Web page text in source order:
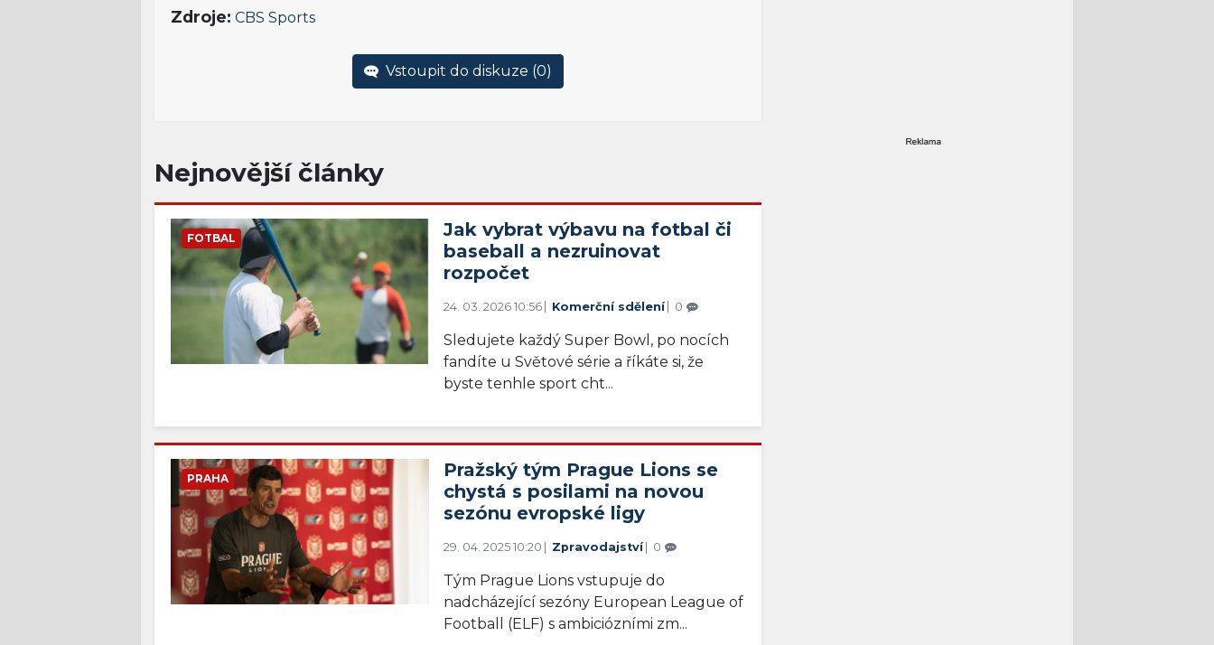
Zdroje: CBS Sports
Vstoupit do diskuze (0)
Nejnovější články
FOTBAL
Jak vybrat výbavu na fotbal či
baseball a nezruinovat
rozpočet
24. 03. 2026 10:56 Komerční sdělení 0
Sledujete každý Super Bowl, po nocích
fandíte u Světové série a říkáte si, že
byste tenhle sport cht...
PRAHA
Pražský tým Prague Lions se
chystá s posilami na novou
sezónu evropské ligy
29. 04. 2025 10:20 Zpravodajství 0
Tým Prague Lions vstupuje do
nadcházející sezóny European League of
Football (ELF) s ambiciózními zm...